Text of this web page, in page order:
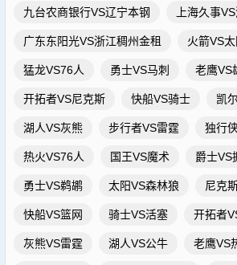
九台农商银行VS辽宁本钢 上海久事
广东东阳光VS浙江稠州金租 火箭VS太
猛龙VS76人 勇士VS马刺 老鹰VS
开拓者VS尼克斯 快船VS骑士 凯
湖人VS灰熊 步行者VS雷霆 独行
热火VS76人 国王VS魔术 爵士VS
勇士VS鹈鹕 太阳VS森林狼 尼克
快船VS篮网 骑士VS活塞 开拓者
灰熊VS雷霆 湖人VS公牛 老鹰VS